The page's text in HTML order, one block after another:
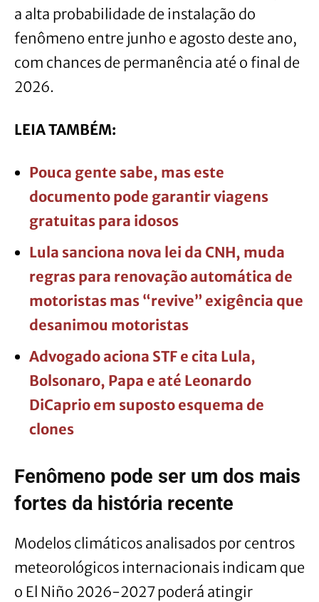
a alta probabilidade de instalação do
fenômeno entre junho e agosto deste ano,
com chances de permanência até o final de
2026.
LEIA TAMBÉM:
Pouca gente sabe, mas este
documento pode garantir viagens
gratuitas para idosos
Lula sanciona nova lei da CNH, muda
regras para renovação automática de
motoristas mas “revive” exigência que
desanimou motoristas
Advogado aciona STF e cita Lula,
Bolsonaro, Papa e até Leonardo
DiCaprio em suposto esquema de
clones
Fenômeno pode ser um dos mais
fortes da história recente
Modelos climáticos analisados por centros
meteorológicos internacionais indicam que
o El Niño 2026-2027 poderá atingir